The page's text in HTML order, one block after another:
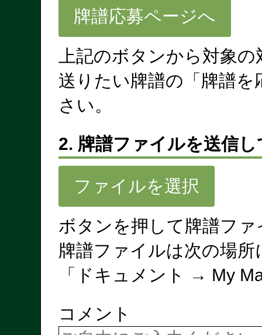
牌譜応募ページへ
上記のボタンから対象
送りたい牌譜の「牌譜
さい。
2. 牌譜ファイルを送信し
ファイルを選択
ボタンを押して牌譜フ
牌譜ファイルは次の場
「ドキュメント → My
コメント